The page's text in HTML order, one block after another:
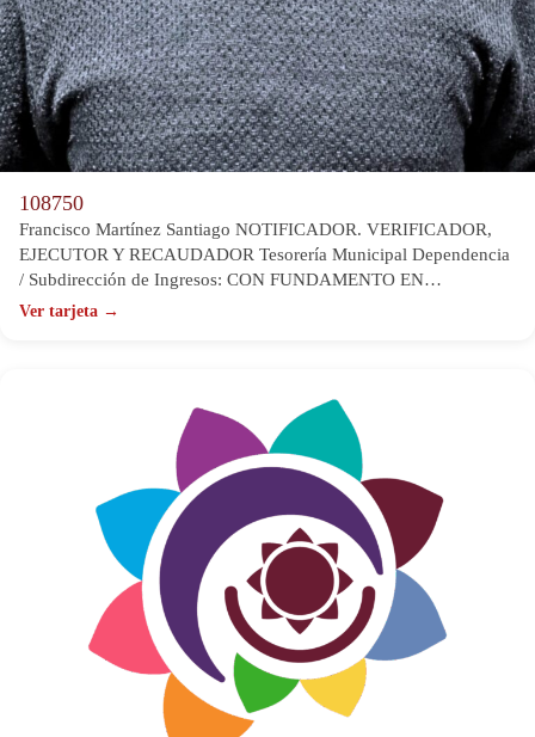
108750
Francisco Martínez Santiago NOTIFICADOR. VERIFICADOR,
EJECUTOR Y RECAUDADOR Tesorería Municipal Dependencia
/ Subdirección de Ingresos: CON FUNDAMENTO EN…
Ver tarjeta →